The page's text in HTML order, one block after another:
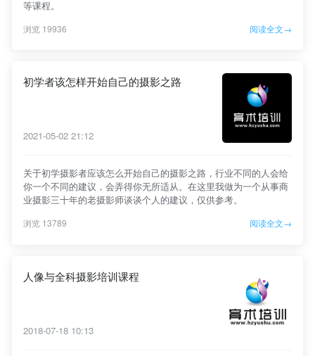
等课程。
浏览 19936 阅读全文→
初学者该怎样开始自己的摄影之路
2021-05-02 21:12
关于初学摄影者应该怎么开始自己的摄影之路，行业不同的人会给
你一个不同的建议，会弄得你无所适从。在这里我做为一个从事商
业摄影三十年的老摄影师谈谈个人的建议，仅供参考。
浏览 13789 阅读全文→
人像与全科摄影培训课程
2018-07-18 10:13